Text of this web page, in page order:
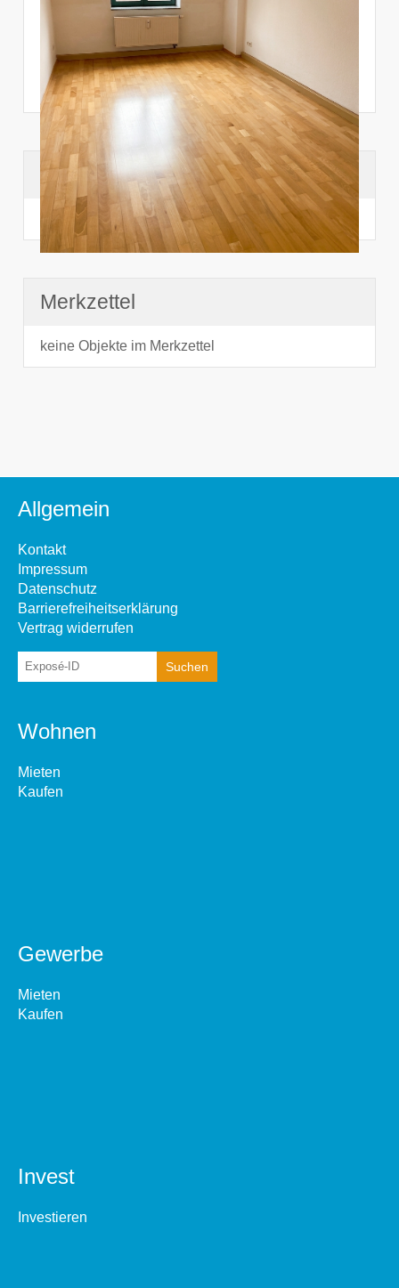
Suchhistorie
noch nichts angesehen
Merkzettel
keine Objekte im Merkzettel
Allgemein
Kontakt
Impressum
Datenschutz
Barrierefreiheitserklärung
Vertrag widerrufen
Wohnen
Mieten
Kaufen
Gewerbe
Mieten
Kaufen
Invest
Investieren